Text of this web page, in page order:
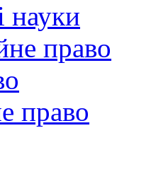
науки
право
право